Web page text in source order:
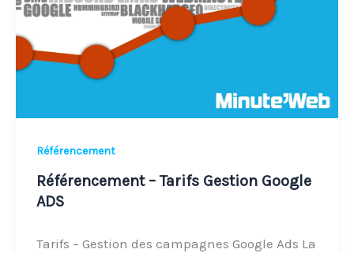
Référencement
Référencement – Tarifs Gestion Google
ADS
Tarifs – Gestion des campagnes Google Ads La